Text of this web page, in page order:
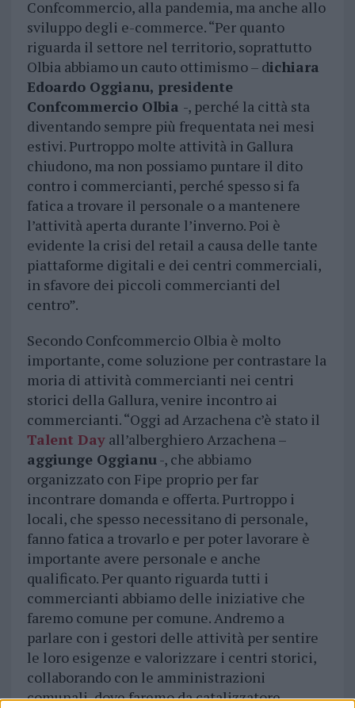
Confcommercio, alla pandemia, ma anche allo
sviluppo degli e-commerce. “Per quanto
riguarda il settore nel territorio, soprattutto
Olbia abbiamo un cauto ottimismo – dichiara
Edoardo Oggianu, presidente
Confcommercio Olbia -, perché la città sta
diventando sempre più frequentata nei mesi
estivi. Purtroppo molte attività in Gallura
chiudono, ma non possiamo puntare il dito
contro i commercianti, perché spesso si fa
fatica a trovare il personale o a mantenere
l’attività aperta durante l’inverno. Poi è
evidente la crisi del retail a causa delle tante
piattaforme digitali e dei centri commerciali,
in sfavore dei piccoli commercianti del
centro”.
Secondo Confcommercio Olbia è molto
importante, come soluzione per contrastare la
moria di attività commercianti nei centri
storici della Gallura, venire incontro ai
commercianti. “Oggi ad Arzachena c’è stato il
Talent Dayall’alberghiero Arzachena –
aggiunge Oggianu-, che abbiamo
organizzato con Fipe proprio per far
incontrare domanda e offerta. Purtroppo i
locali, che spesso necessitano di personale,
fanno fatica a trovarlo e per poter lavorare è
importante avere personale e anche
qualificato. Per quanto riguarda tutti i
commercianti abbiamo delle iniziative che
faremo comune per comune. Andremo a
parlare con i gestori delle attività per sentire
le loro esigenze e valorizzare i centri storici,
collaborando con le amministrazioni
comunali, dove faremo da catalizzatore.